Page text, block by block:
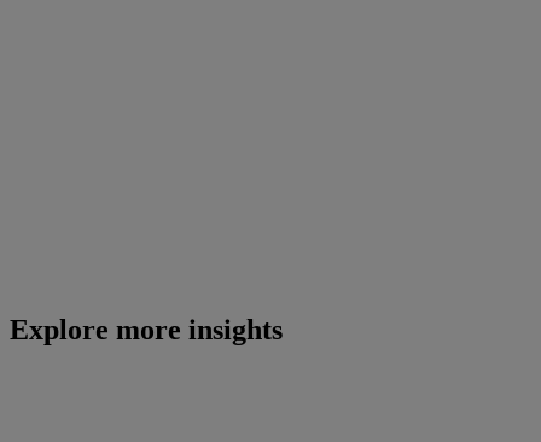
Explore more insights